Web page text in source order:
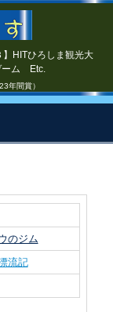
HITひろしま観光大
ーム Etc.
年間賞）
のジム
流記